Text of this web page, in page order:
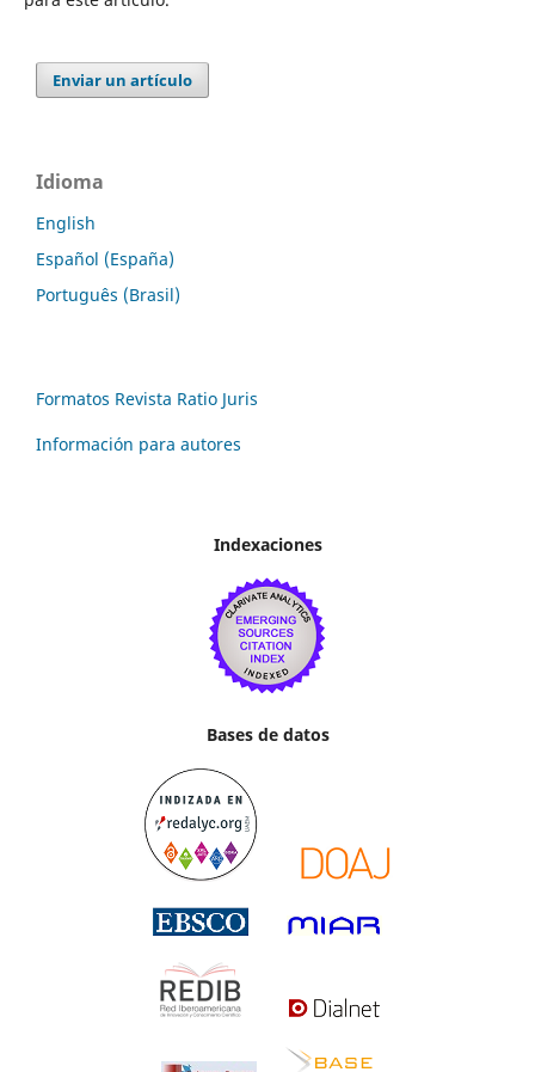
Enviar un artículo
Idioma
English
Español (España)
Português (Brasil)
Formatos Revista Ratio Juris
Información para autores
Indexaciones
Bases de datos